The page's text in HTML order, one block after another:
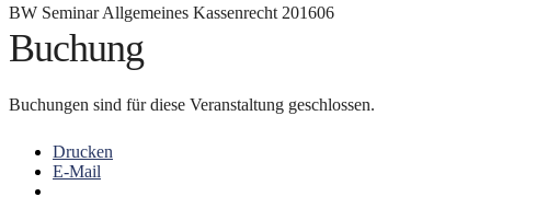
BW Seminar Allgemeines Kassenrecht 201606
Buchung
Buchungen sind für diese Veranstaltung geschlossen.
Drucken
E-Mail